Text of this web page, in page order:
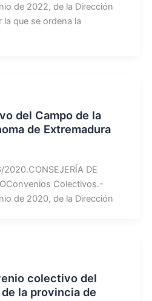
de 2022, de la Dirección
la que se ordena la
del Campo de la
de Extremadura
DE
Colectivos.-
de 2020, de la Dirección
colectivo del
la provincia de